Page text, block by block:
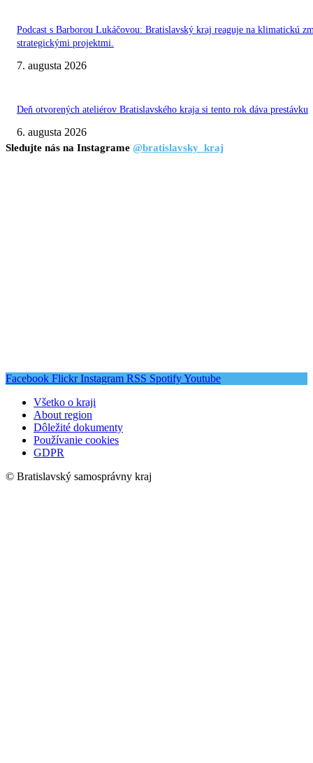
Podcast s Barborou Lukáčovou: Bratislavský kraj reaguje na klimatickú
strategickými projektmi.
7. augusta 2026
Deň otvorených ateliérov Bratislavského kraja si tento rok dáva prestávku
6. augusta 2026
Sledujte nás na Instagrame @bratislavsky_kraj
Facebook Flickr Instagram RSS SpotifyYoutube
Všetko o kraji
About region
Dôležité dokumenty
Používanie cookies
GDPR
© Bratislavský samosprávny kraj